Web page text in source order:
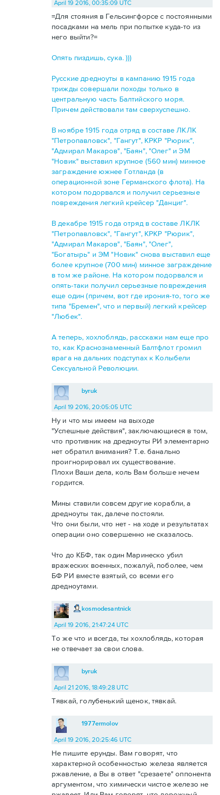
April 19 2016, 00:35:09 UTC
=Для стояния в Гельсингфорсе с постоянными
посадками на мель при попытке куда-то из
него выйти?=
Опять пиздишь, сука. )))
Русские дредноуты в кампанию 1915 года
трижды совершали походы только в
центральную часть Балтийского моря.
Причем действовали там сверхуспешно.
В ноябре 1915 года отряд в составе ЛКЛК
"Петропавловск", "Гангут", КРКР "Рюрик",
"Адмирал Макаров", "Баян", "Олег" и ЭМ
"Новик" выставил крупное (560 мин) минное
заграждение южнее Готланда (в
операционной зоне Германского флота). На
котором подорвался и получил серьезные
повреждения легкий крейсер "Данциг".
В декабре 1915 года отряд в составе ЛКЛК
"Петропавловск", "Гангут", КРКР "Рюрик",
"Адмирал Макаров", "Баян", "Олег",
"Богатырь" и ЭМ "Новик" снова выставил еще
более крупное (700 мин) минное заграждение
в том же районе. На котором подорвался и
опять-таки получил серьезные повреждения
еще один (причем, вот где ирония-то, того же
типа "Бремен", что и первый) легкий крейсер
"Любек".
А теперь, хохлоблядь, расскажи нам еще про
то, как Краснознаменный Балтфлот громил
врага на дальних подступах к Колыбели
Сексуальной Революции.
byruk
April 19 2016, 20:05:05 UTC
Ну и что мы имеем на выходе
"Успешные действия", заключающиеся в том,
что противник на дредноуты РИ элементарно
нет обратил внимания? Т.е. банально
проигнорировал их существование.
Плохи Ваши дела, коль Вам больше нечем
гордится.
Мины ставили совсем другие корабли, а
дредноуты так, далече постояли.
Что они были, что нет - на ходе и результатах
операции оно совершенно не сказалось.
Что до КБФ, так один Маринеско убил
вражеских военных, пожалуй, поболее, чем
БФ РИ вместе взятый, со всеми его
дредноутами.
kosmodesantnick
April 19 2016, 21:47:24 UTC
То же что и всегда, ты хохлоблядь, которая
не отвечает за свои слова.
byruk
April 21 2016, 18:49:28 UTC
Тявкай, голубенький щенок, тявкай.
1977ermolov
April 19 2016, 20:25:46 UTC
Не пишите ерунды. Вам говорят, что
характерной особенностью железа является
ржавление, а Вы в ответ "срезаете" оппонента
аргументом, что химически чистое железо не